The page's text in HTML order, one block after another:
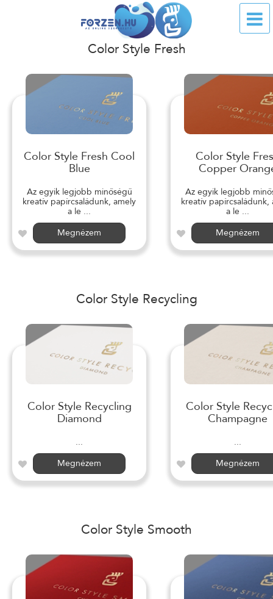
Color Style Fresh
Color Style Fresh Cool
Blue
Az egyik legjobb minőségű
kreatív papírcsaládunk, amely
a le ...
Megnézem
Color Style
Copper
Az egyik legjobb
kreatív papírcsaládunk,
a le ...
Megnézem
Color Style Recycling
Color Style Recycling
Diamond
...
Megnézem
Color Style
Champagne
...
Megnézem
Color Style Smooth